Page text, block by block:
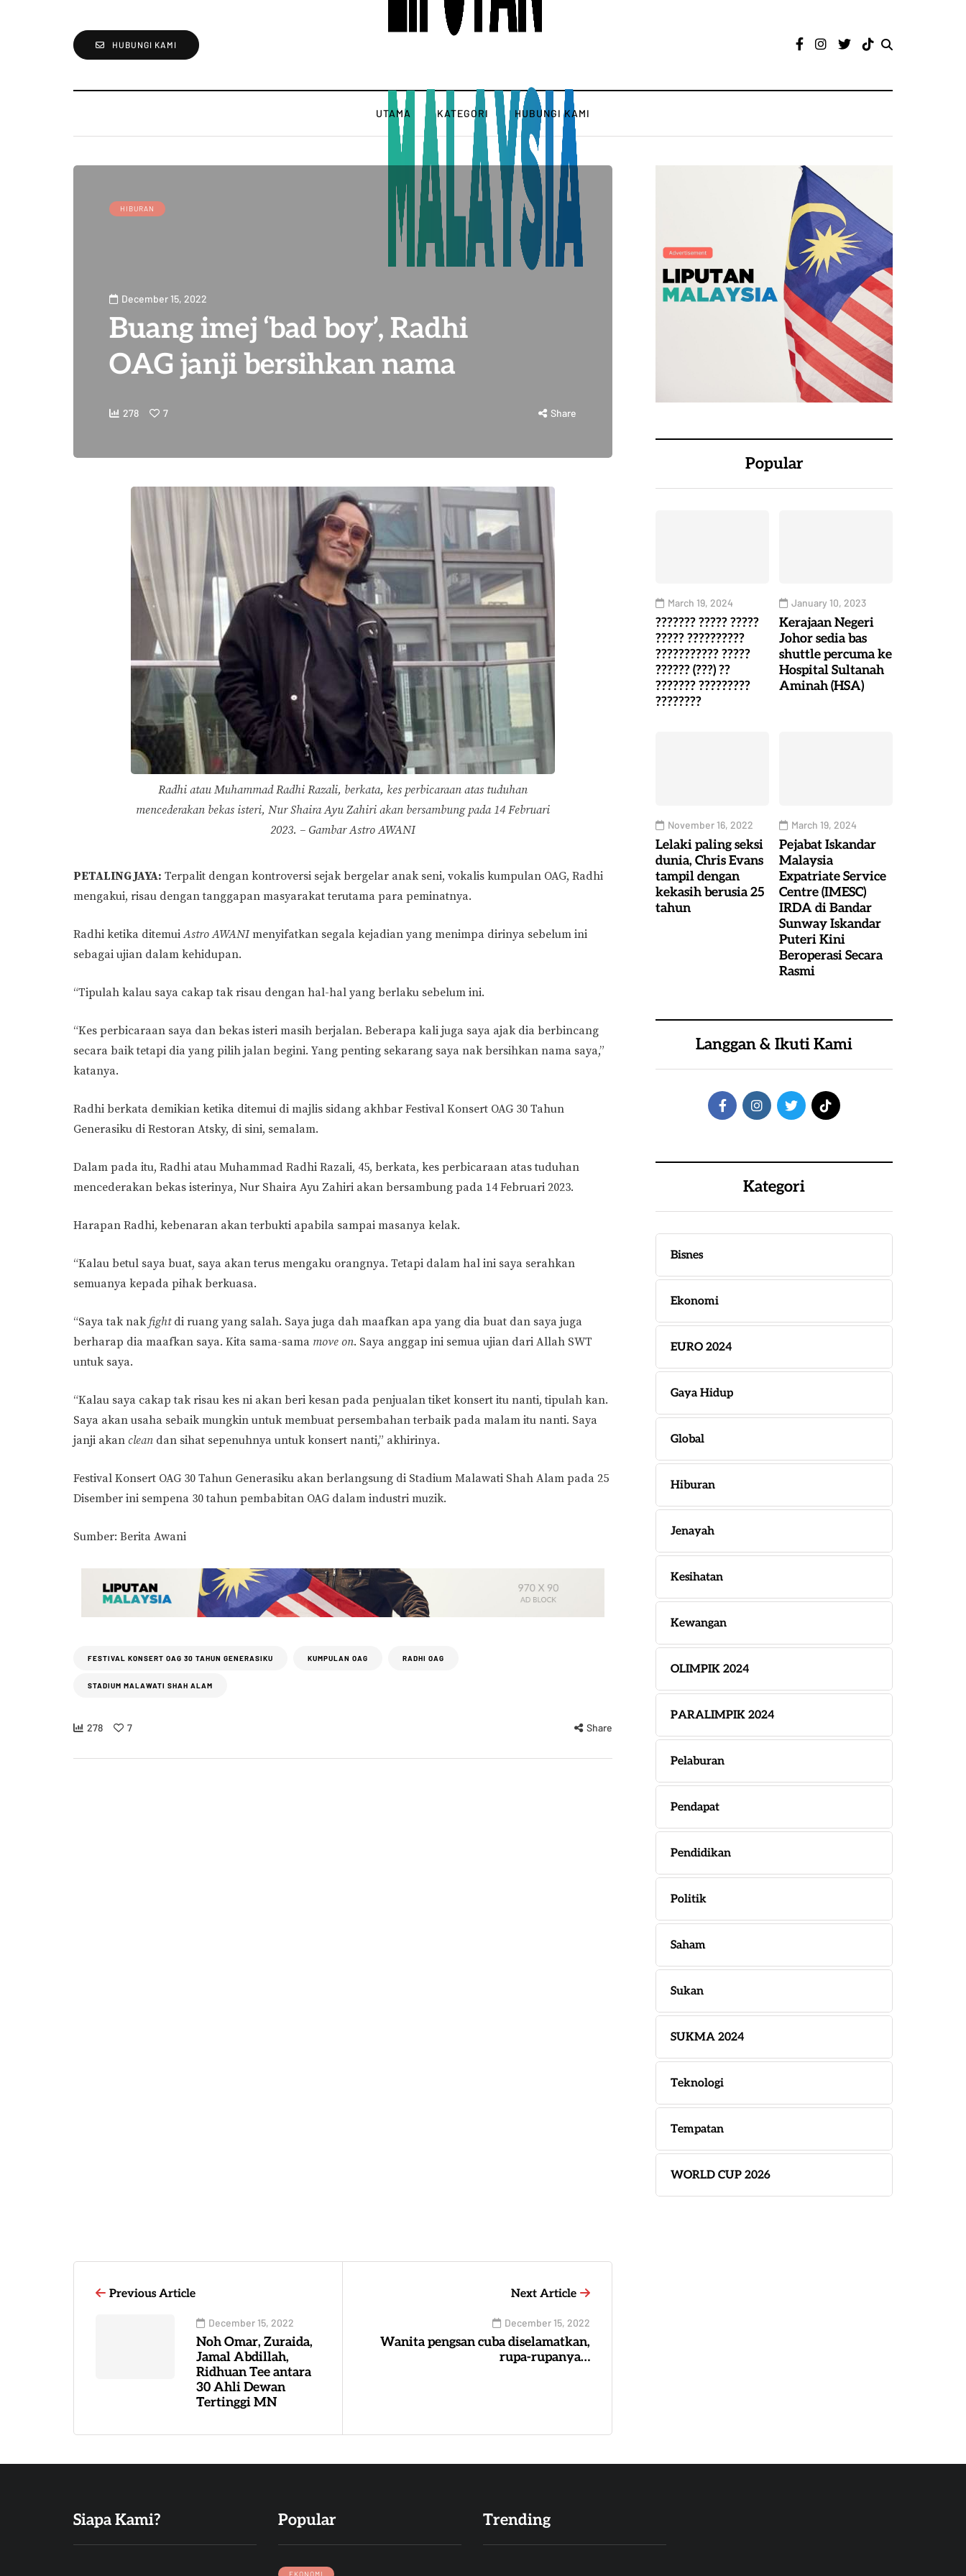
HUBUNGI KAMI
UTAMA KATEGORI HUBUNGI KAMI
HIBURAN
December 15, 2022
Buang imej ‘bad boy’, Radhi
OAG janji bersihkan nama
278 7 Share
Radhi atau Muhammad Radhi Razali, berkata, kes perbicaraan atas tuduhan
mencederakan bekas isteri, Nur Shaira Ayu Zahiri akan bersambung pada 14 Februari
2023. – Gambar Astro AWANI
PETALING JAYA: Terpalit dengan kontroversi sejak bergelar anak seni, vokalis kumpulan OAG, Radhi
mengakui, risau dengan tanggapan masyarakat terutama para peminatnya.
Radhi ketika ditemuiAstro AWANImenyifatkan segala kejadian yang menimpa dirinya sebelum ini
sebagai ujian dalam kehidupan.
“Tipulah kalau saya cakap tak risau dengan hal-hal yang berlaku sebelum ini.
“Kes perbicaraan saya dan bekas isteri masih berjalan. Beberapa kali juga saya ajak dia berbincang
secara baik tetapi dia yang pilih jalan begini. Yang penting sekarang saya nak bersihkan nama saya,”
katanya.
Radhi berkata demikian ketika ditemui di majlis sidang akhbar Festival Konsert OAG 30 Tahun
Generasiku di Restoran Atsky, di sini, semalam.
Dalam pada itu, Radhi atau Muhammad Radhi Razali, 45, berkata, kes perbicaraan atas tuduhan
mencederakan bekas isterinya, Nur Shaira Ayu Zahiri akan bersambung pada 14 Februari 2023.
Harapan Radhi, kebenaran akan terbukti apabila sampai masanya kelak.
“Kalau betul saya buat, saya akan terus mengaku orangnya. Tetapi dalam hal ini saya serahkan
semuanya kepada pihak berkuasa.
“Saya tak nak fight di ruang yang salah. Saya juga dah maafkan apa yang dia buat dan saya juga
berharap dia maafkan saya. Kita sama-sama move on. Saya anggap ini semua ujian dari Allah SWT
untuk saya.
“Kalau saya cakap tak risau kes ni akan beri kesan pada penjualan tiket konsert itu nanti, tipulah kan.
Saya akan usaha sebaik mungkin untuk membuat persembahan terbaik pada malam itu nanti. Saya
janji akan clean dan sihat sepenuhnya untuk konsert nanti,” akhirinya.
Festival Konsert OAG 30 Tahun Generasiku akan berlangsung di Stadium Malawati Shah Alam pada 25
Disember ini sempena 30 tahun pembabitan OAG dalam industri muzik.
Sumber: Berita Awani
FESTIVAL KONSERT OAG 30 TAHUN GENERASIKU KUMPULAN OAG RADHI OAG
STADIUM MALAWATI SHAH ALAM
278 7 Share
Popular
March 19, 2024
??????? ????? ?????
????? ??????????
??????????? ?????
?????? (???) ??
??????? ?????????
????????
January 10, 2023
Kerajaan Negeri
Johor sedia bas
shuttle percuma ke
Hospital Sultanah
Aminah (HSA)
November 16, 2022
Lelaki paling seksi
dunia, Chris Evans
tampil dengan
kekasih berusia 25
tahun
March 19, 2024
Pejabat Iskandar
Malaysia
Expatriate Service
Centre (IMESC)
IRDA di Bandar
Sunway Iskandar
Puteri Kini
Beroperasi Secara
Rasmi
Langgan & Ikuti Kami
Kategori
Bisnes
Ekonomi
EURO 2024
Gaya Hidup
Global
Hiburan
Jenayah
Kesihatan
Kewangan
OLIMPIK 2024
PARALIMPIK 2024
Pelaburan
Pendapat
Pendidikan
Politik
Saham
Sukan
SUKMA 2024
Teknologi
Tempatan
WORLD CUP 2026
Previous Article
December 15, 2022
Noh Omar, Zuraida,
Jamal Abdillah,
Ridhuan Tee antara
30 Ahli Dewan
Tertinggi MN
Next Article
December 15, 2022
Wanita pengsan cuba diselamatkan,
rupa-rupanya…
Siapa Kami? Popular
EKONOMI
Trending